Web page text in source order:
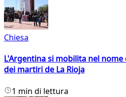
Chiesa
L'Argentina si mobilita nel nome
dei martiri de La Rioja
1 min di lettura